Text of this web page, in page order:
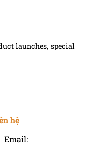
hệ
Email:
launches, special